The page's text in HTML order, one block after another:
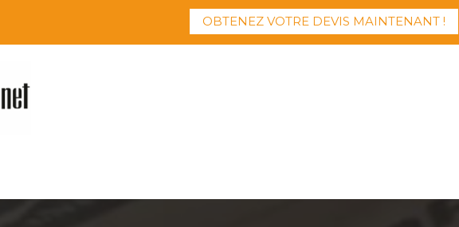
OBTENEZ VOTRE DEVIS MAINTENANT !